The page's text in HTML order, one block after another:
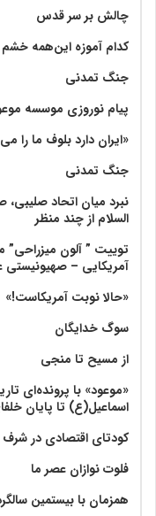
چالش بر سر قدس
کدام آموزه این‌همه
جنگ تمدنی
پیام نوروزی موسسه
«ایران دارد بلوف ما را
جنگ تمدنی
نبرد میان اتحاد
السلام از چند منظر
توییت ” آلون
آمریکایی – صهیونیستی
«حالا نوبت آمریکاست!»
سوگ خدایگان
از مسیح تا منجی
«موعود» با پرونده‌ای
اسماعیل(ع) تا پایان
کودتای اقتصادی در
فلوت نوازان عصر ما
همزمان با بیستمین